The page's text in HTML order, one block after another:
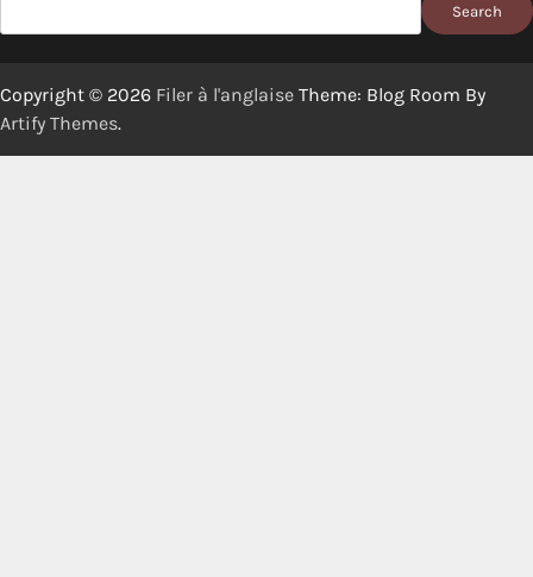
Search
Copyright © 2026 Filer à l'anglaise Theme: Blog Room By
Artify Themes.